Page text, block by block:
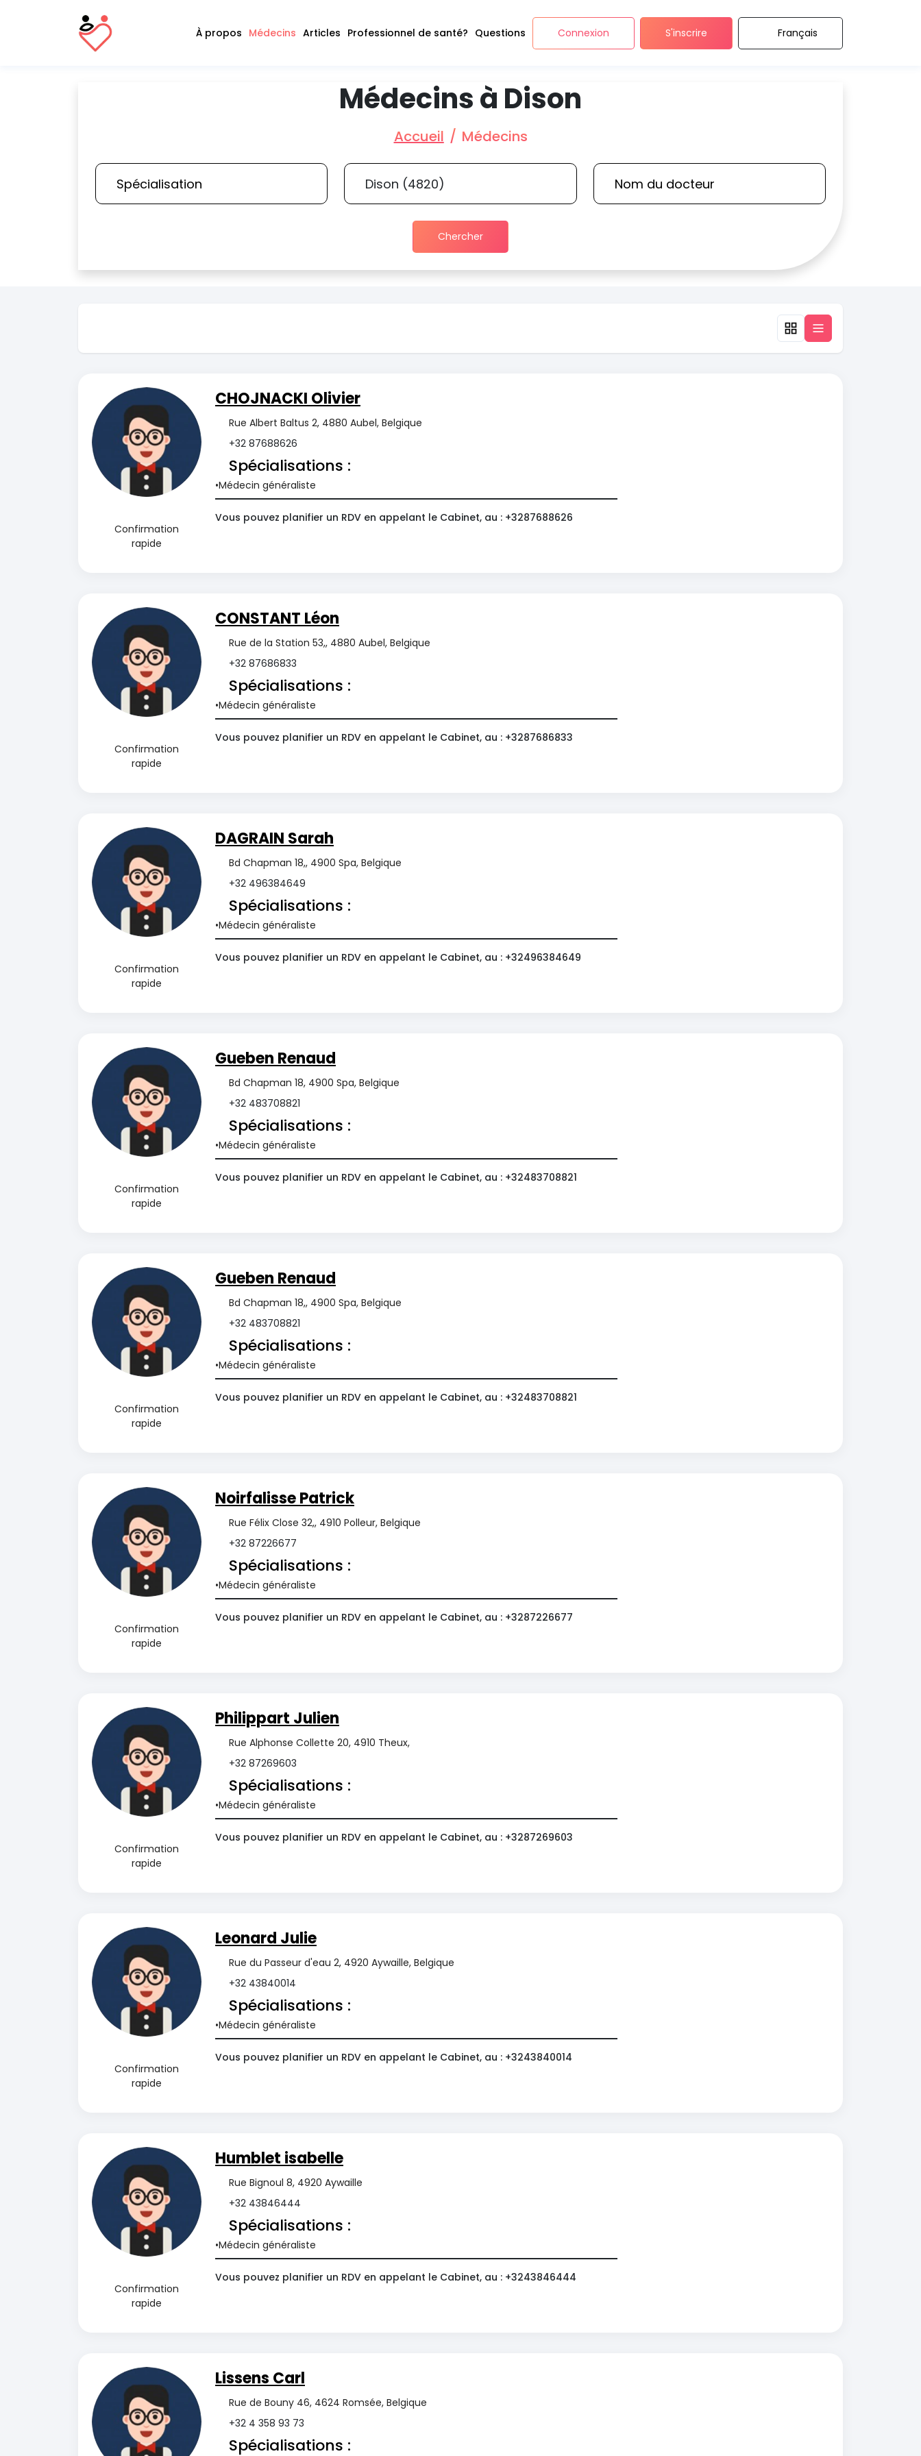
À propos Médecins Articles Professionnel de santé? Questions Connexion S'inscrire Français
Médecins à Dison
Accueil Médecins
Chercher
Confirmation
rapide
CHOJNACKI Olivier
Rue Albert Baltus 2, 4880 Aubel, Belgique
+32 87688626
Spécialisations :
Médecin généraliste
Vous pouvez planifier un RDV en appelant le Cabinet, au : +3287688626
Confirmation
rapide
CONSTANT Léon
Rue de la Station 53,, 4880 Aubel, Belgique
+32 87686833
Spécialisations :
Médecin généraliste
Vous pouvez planifier un RDV en appelant le Cabinet, au : +3287686833
Confirmation
rapide
DAGRAIN Sarah
Bd Chapman 18,, 4900 Spa, Belgique
+32 496384649
Spécialisations :
Médecin généraliste
Vous pouvez planifier un RDV en appelant le Cabinet, au : +32496384649
Confirmation
rapide
Gueben Renaud
Bd Chapman 18, 4900 Spa, Belgique
+32 483708821
Spécialisations :
Médecin généraliste
Vous pouvez planifier un RDV en appelant le Cabinet, au : +32483708821
Confirmation
rapide
Gueben Renaud
Bd Chapman 18,, 4900 Spa, Belgique
+32 483708821
Spécialisations :
Médecin généraliste
Vous pouvez planifier un RDV en appelant le Cabinet, au : +32483708821
Confirmation
rapide
Noirfalisse Patrick
Rue Félix Close 32,, 4910 Polleur, Belgique
+32 87226677
Spécialisations :
Médecin généraliste
Vous pouvez planifier un RDV en appelant le Cabinet, au : +3287226677
Confirmation
rapide
Philippart Julien
Rue Alphonse Collette 20, 4910 Theux,
+32 87269603
Spécialisations :
Médecin généraliste
Vous pouvez planifier un RDV en appelant le Cabinet, au : +3287269603
Confirmation
rapide
Leonard Julie
Rue du Passeur d'eau 2, 4920 Aywaille, Belgique
+32 43840014
Spécialisations :
Médecin généraliste
Vous pouvez planifier un RDV en appelant le Cabinet, au : +3243840014
Confirmation
rapide
Humblet isabelle
Rue Bignoul 8, 4920 Aywaille
+32 43846444
Spécialisations :
Médecin généraliste
Vous pouvez planifier un RDV en appelant le Cabinet, au : +3243846444
Lissens Carl
Rue de Bouny 46, 4624 Romsée, Belgique
+32 4 358 93 73
Spécialisations :